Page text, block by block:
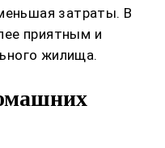
затраты. В
приятным и
жилища.